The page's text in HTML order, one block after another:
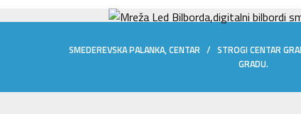
SMEDEREVSKA PALANKA, CENTAR / STROGI CENTAR
GRADU.